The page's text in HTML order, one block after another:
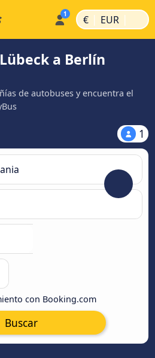
€ | EUR |
a Berlín
de autobuses y encuentra el
1
con Booking.com
Buscar